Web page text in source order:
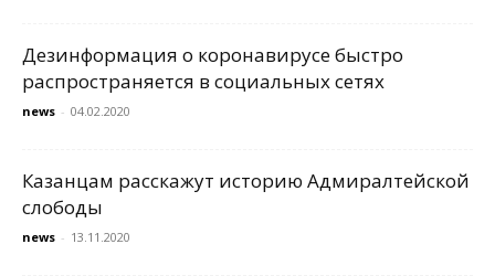
Дезинформация о коронавирусе быстро
распространяется в социальных сетях
news - 04.02.2020
Казанцам расскажут историю Адмиралтейской
слободы
news - 13.11.2020